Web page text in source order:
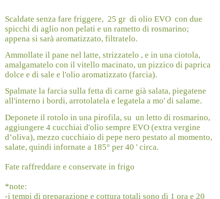
Scaldate senza fare friggere, 25 gr di olio EVO con due
spicchi di aglio non pelati e un rametto di rosmarino;
appena si sarà aromatizzato, filtratelo.
Ammollate il pane nel latte, strizzatelo , e in una ciotola,
amalgamatelo con il vitello macinato, un pizzico di paprica
dolce e di sale e l'olio aromatizzato (farcia).
Spalmate la farcia sulla fetta di carne già salata, piegatene
all'interno i bordi, arrotolatela e legatela a mo' di salame.
Deponete il rotolo in una pirofila, su un letto di rosmarino,
aggiungere 4 cucchiai d'olio sempre EVO (extra vergine
d’oliva), mezzo cucchiaio di pepe nero pestato al momento,
salate, quindi infornate a 185° per 40 ' circa.
Fate raffreddare e conservate in frigo
*note:
-i tempi di preparazione e cottura totali sono di 1 ora e 20